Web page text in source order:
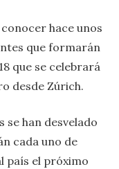
hace unos
que formarán
que se celebrará
desde Zúrich.
han desvelado
cada uno de
país el próximo